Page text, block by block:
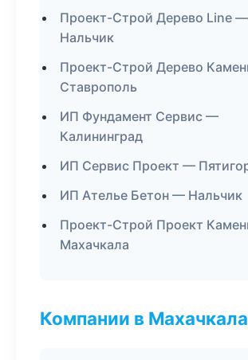
Проект-Строй Дерево Line —
Нальчик
Проект-Строй Дерево
Ставрополь
ИП Фундамент Сервис —
Калининград
ИП Сервис Проект —
ИП Ателье Бетон — Нальчик
Проект-Строй Проект
Махачкала
Компании в Махачкала